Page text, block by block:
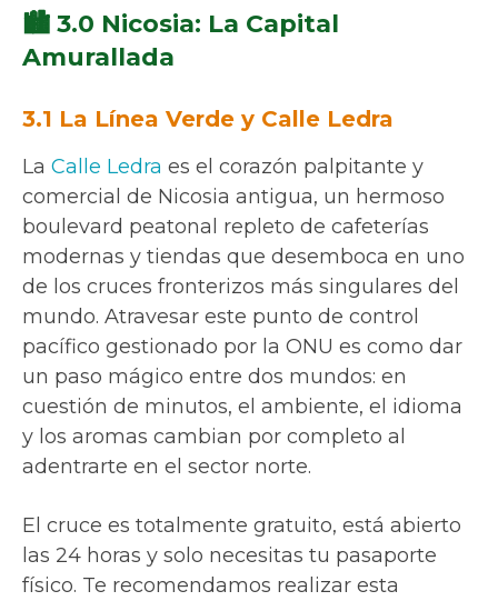
🏙️ 3.0 Nicosia: La Capital
Amurallada
3.1 La Línea Verde y Calle Ledra
La Calle Ledra es el corazón palpitante y
comercial de Nicosia antigua, un hermoso
boulevard peatonal repleto de cafeterías
modernas y tiendas que desemboca en uno
de los cruces fronterizos más singulares del
mundo. Atravesar este punto de control
pacífico gestionado por la ONU es como dar
un paso mágico entre dos mundos: en
cuestión de minutos, el ambiente, el idioma
y los aromas cambian por completo al
adentrarte en el sector norte.
El cruce es totalmente gratuito, está abierto
las 24 horas y solo necesitas tu pasaporte
físico. Te recomendamos realizar esta